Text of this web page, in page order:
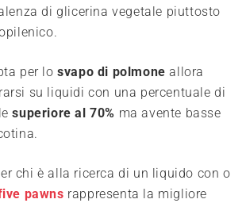
di glicerina vegetale piuttosto
per lo svapo di polmone allora
su liquidi con una percentuale di
superiore al 70% ma avente basse
chi è alla ricerca di un liquido con o
pawns rappresenta la migliore